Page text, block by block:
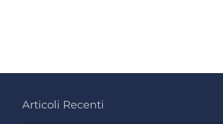
Articoli Recenti